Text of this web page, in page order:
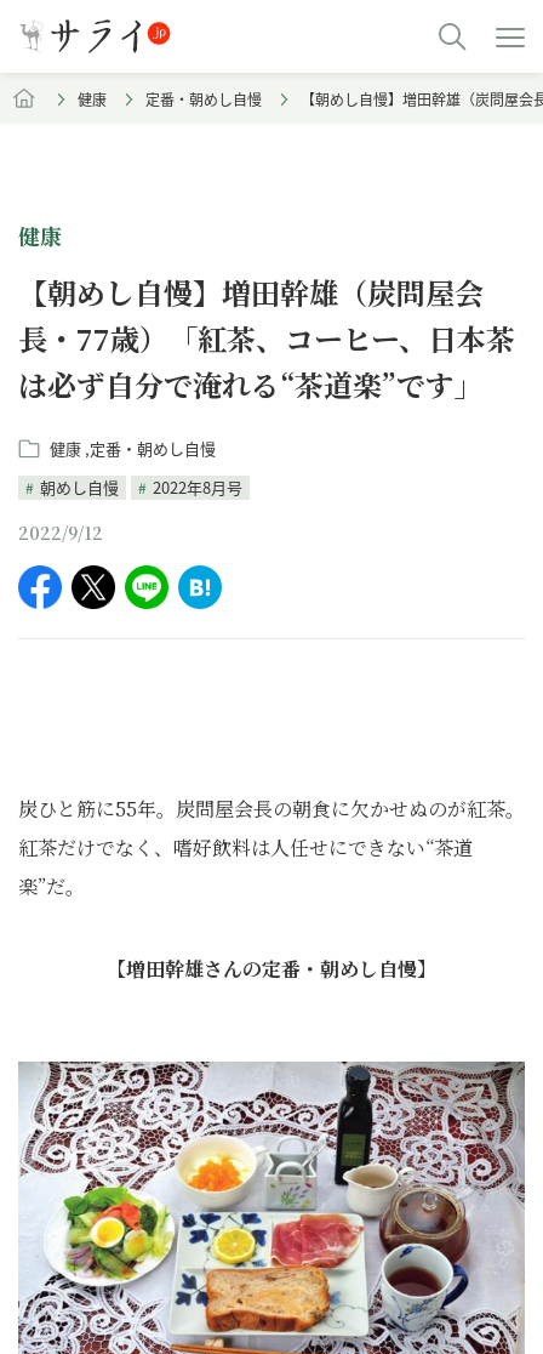
健康 定番・朝めし自慢 【朝めし自慢】増田幹雄（炭問屋
健康
【朝めし自慢】増田幹雄（炭問屋会
長・77歳）「紅茶、コーヒー、日本茶
は必ず自分で淹れる“茶道楽”です」
健康 定番・朝めし自慢
朝めし自慢
2022年8月号
2022/9/12
炭ひと筋に55年。炭問屋会長の朝食に欠かせぬのが紅茶。
紅茶だけでなく、嗜好飲料は人任せにできない“茶道
楽”だ。
【増田幹雄さんの定番・朝めし自慢】